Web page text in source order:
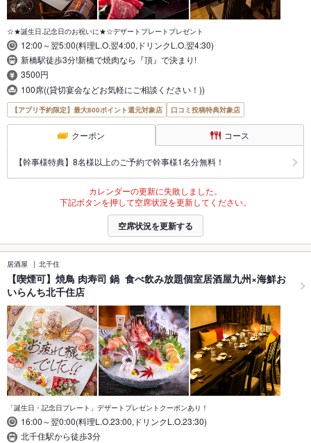
☆★誕生日.記念日のお祝いに★☆デザートプレートプレゼント
12:00～翌5:00(料理L.O.翌4:00,ドリンクL.O.翌4:30)
新橋駅徒歩3分!新橋で焼肉なら『頂』で決まり!
3500円
100席((貸切宴会などお気軽にご相談ください！))
【アプリ予約限定】最大800ポイント還元対象店 口コミ投稿特典対象店
クーポン コース
【幹事様特典】8名様以上のご予約で幹事様1名分無料！
カレンダーの更新に失敗しました。
下記ボタンを押して空席状況を更新してください。
空席状況を更新する
居酒屋 北千住
【喫煙可】焼鳥 肉寿司 鍋 食べ飲み放題個室居酒屋九州×海鮮お
いらんち北千住店
「誕生日・記念日プレート」デザートプレゼントクーポンあり！
16:00～翌0:00(料理L.O.23:00,ドリンクL.O.23:30)
北千住駅から徒歩3分